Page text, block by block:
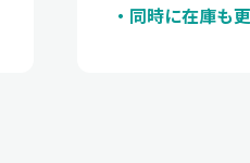
同時に在庫も